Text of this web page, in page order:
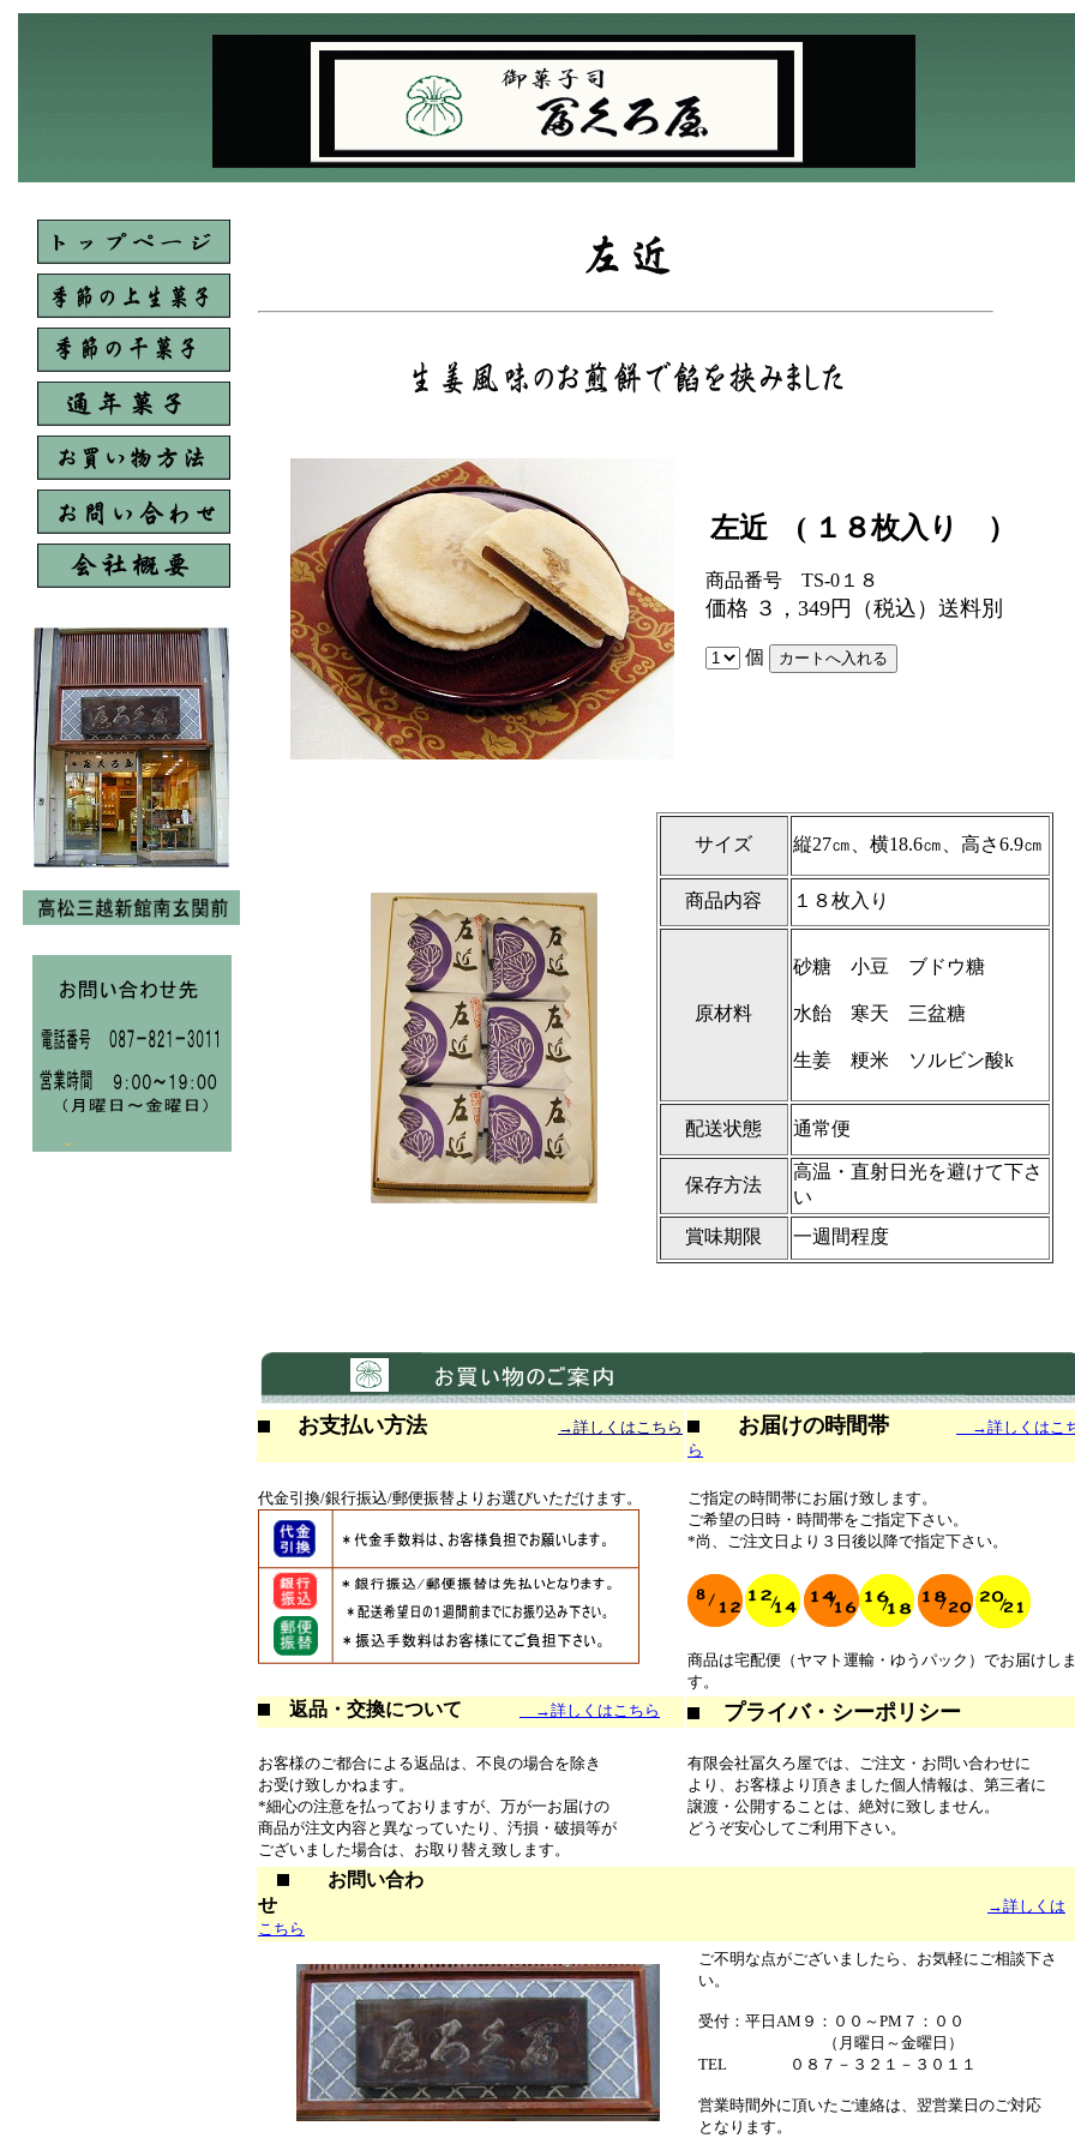
左近 ( １８枚入り ）
商品番号 TS-0１８
価格 ３，349円 （税込）送料別
個
サイズ 縦27㎝、横18.6㎝、高さ6.9㎝
商品内容 １８枚入り
原材料
砂糖 小豆 ブドウ糖
水飴 寒天 三盆糖
生姜 粳米 ソルビン酸k
配送状態 通常便
保存方法
高温・直射日光を避けて下さ
い
賞味期限
一週間程度
お支払い方法 →詳しくはこちら お届けの時間帯
→詳しくはこ
ら
代金引換/銀行振込/郵便振替よりお選びいただけます。
ご指定の時間帯にお届け致します。
ご希望の日時・時間帯をご指定下さい。
*尚、ご注文日より３日後以降で指定下さい。
商品は宅配便（ヤマト運輸・ゆうパック）でお届けし
す。
返品・交換について →詳しくはこちら プライバ・シーポリシー
お客様のご都合による返品は、不良の場合を除き
お受け致しかねます。
*細心の注意を払っておりますが、万が一お届けの
商品が注文内容と異なっていたり、汚損・破損等が
ございました場合は、お取り替え致します。
有限会社冨久ろ屋では、ご注文・お問い合わせに
より、お客様より頂きました個人情報は、第三者に
譲渡・公開することは、絶対に致しません。
どうぞ安心してご利用下さい。
お問い合わ
せ
→詳しくは
こちら
ご不明な点がございましたら、お気軽にご相談下さ
い。
受付：平日AM９：００～PM７：００
（月曜日～金曜日）
TEL ０８７－３２１－３０１１
営業時間外に頂いたご連絡は、翌営業日のご対応
となります。